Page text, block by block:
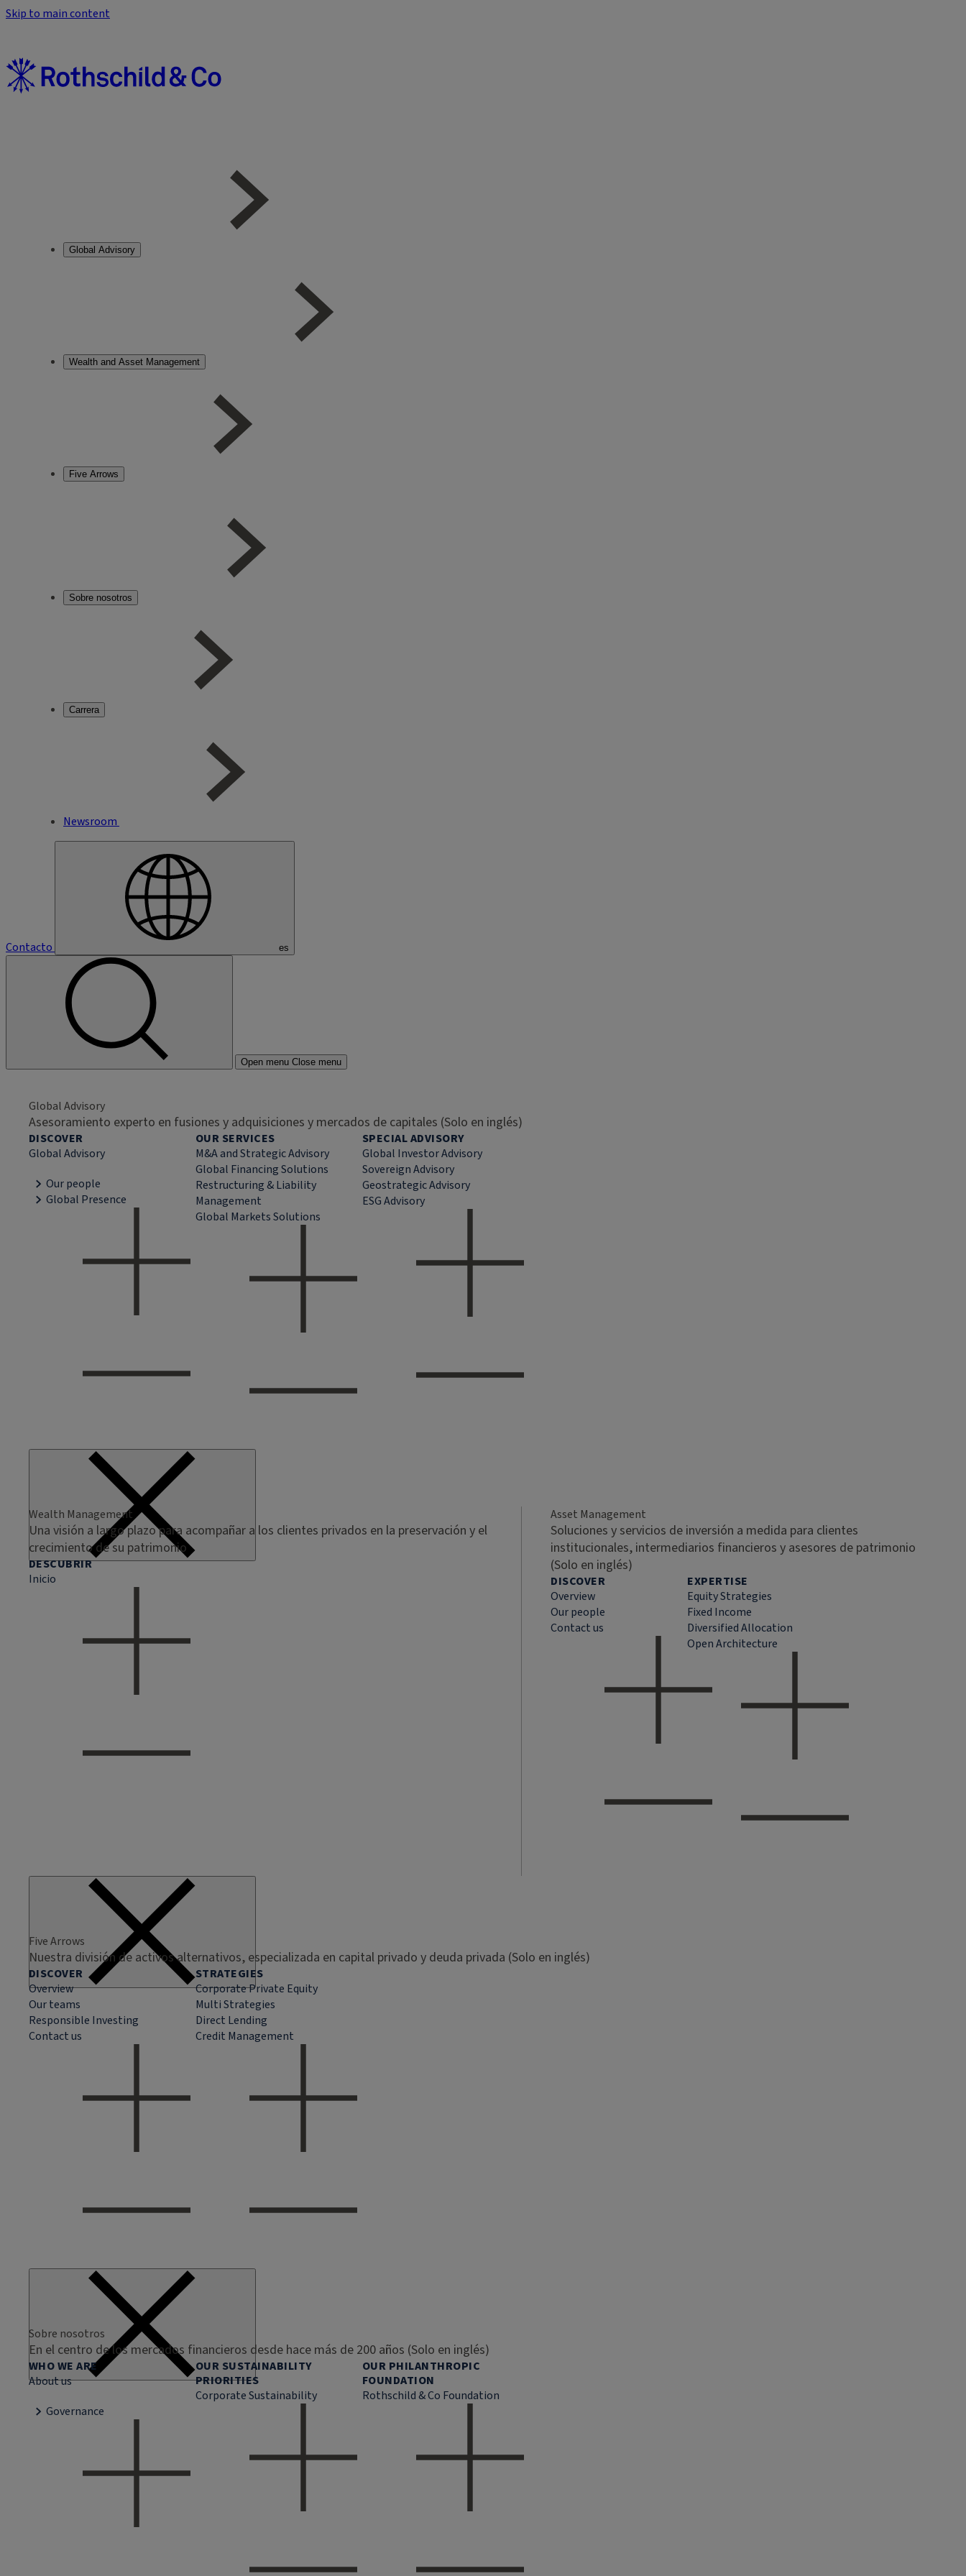
Skip to main content
Global Advisory
Wealth and Asset Management
Five Arrows
Sobre nosotros
Carrera
Newsroom
Contacto es
Open menu Close menu
Global Advisory
Asesoramiento experto en fusiones y adquisiciones y mercados de capitales (Solo en inglés)
DISCOVER
Global Advisory
Our people
Global Presence
OUR SERVICES
M&A and Strategic Advisory
Global Financing Solutions
Restructuring & Liability
Management
Global Markets Solutions
SPECIAL ADVISORY
Global Investor Advisory
Sovereign Advisory
Geostrategic Advisory
ESG Advisory
Wealth Management
Una visión a largo plazo para acompañar a los clientes privados en la preservación y el
crecimiento de su patrimonio
DESCUBRIR
Inicio
Asset Management
Soluciones y servicios de inversión a medida para clientes
institucionales, intermediarios financieros y asesores de patrimonio
(Solo en inglés)
DISCOVER
Overview
Our people
Contact us
EXPERTISE
Equity Strategies
Fixed Income
Diversified Allocation
Open Architecture
Five Arrows
Nuestra división de activos alternativos, especializada en capital privado y deuda privada (Solo en inglés)
DISCOVER
Overview
Our teams
Responsible Investing
Contact us
STRATEGIES
Corporate Private Equity
Multi Strategies
Direct Lending
Credit Management
Sobre nosotros
En el centro de los mercados financieros desde hace más de 200 años (Solo en inglés)
WHO WE ARE
About us
Governance
OUR SUSTAINABILITY
PRIORITIES
Corporate Sustainability
OUR PHILANTHROPIC
FOUNDATION
Rothschild & Co Foundation